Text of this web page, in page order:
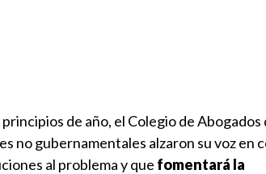
de año, el Colegio de Abogados
no gubernamentales alzaron su voz en
al problema y que fomentará la